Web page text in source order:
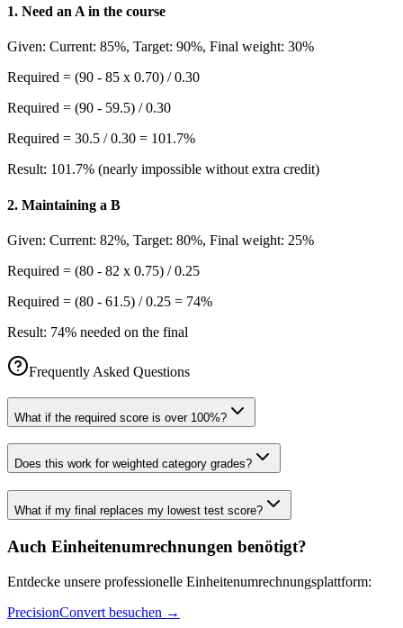
1. Need an A in the course
Given: Current: 85%, Target: 90%, Final weight: 30%
Required = (90 - 85 x 0.70) / 0.30
Required = (90 - 59.5) / 0.30
Required = 30.5 / 0.30 = 101.7%
Result: 101.7% (nearly impossible without extra credit)
2. Maintaining a B
Given: Current: 82%, Target: 80%, Final weight: 25%
Required = (80 - 82 x 0.75) / 0.25
Required = (80 - 61.5) / 0.25 = 74%
Result: 74% needed on the final
Frequently Asked Questions
What if the required score is over 100%?
Does this work for weighted category grades?
What if my final replaces my lowest test score?
Auch Einheitenumrechnungen benötigt?
Entdecke unsere professionelle Einheitenumrechnungsplattform:
PrecisionConvert besuchen →